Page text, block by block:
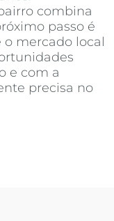
combina
passo é
mercado local
e com a
precisa no